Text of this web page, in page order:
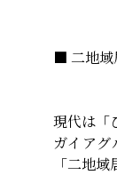
■ 二地域
現代は「
ガイア
「二地